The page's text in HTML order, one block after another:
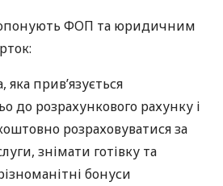
ФОП та юридичним
яка прив’язується
до розрахункового рахунку і
розраховуватися за
знімати готівку та
бонуси